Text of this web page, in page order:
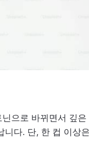
닌으로 바뀌면서 깊
니다. 단, 한 컵 이상